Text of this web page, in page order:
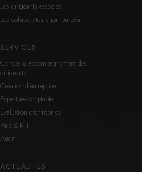
Les dirigeants associés
Les collaborateurs par bureau
SERVICES
Conseil & accompagnement des
dirigeants
Création d'entreprise
Expertise-comptable
Évaluation d'entreprise
Paie & RH
Audit
ACTUALITÉS